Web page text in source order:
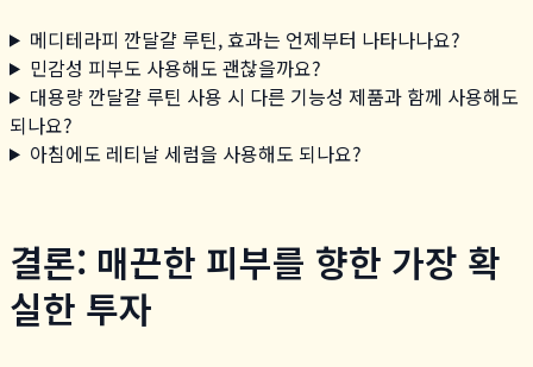
메디테라피 깐달걀 루틴, 효과는 언제부터 나타나나요?
민감성 피부도 사용해도 괜찮을까요?
대용량 깐달걀 루틴 사용 시 다른 기능성 제품과 함께 사용해도
되나요?
아침에도 레티날 세럼을 사용해도 되나요?
결론: 매끈한 피부를 향한 가장 확
실한 투자